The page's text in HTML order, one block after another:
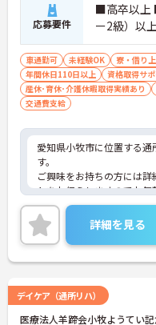
応募要件
■高卒以上
ー2級）以
車通勤可 未経験OK 寮・借り
年間休日110日以上
資格取得サ
産休･育休･介護休暇取得実績あり
交通費支給
愛知県小牧市に位置する
す。
ご興味をお持ちの方には
トをお伝えしますのでお
いませ。
詳細を見る
デイケア（通所リハ）
医療法人羊蹄会小牧ようてい